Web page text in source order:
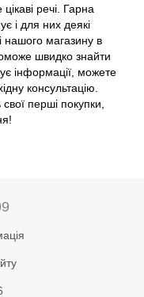
речі. Гарна
і для них деякі
нашого магазину в
швидко знайти
інформації, можете
консультацію.
перші покупки,